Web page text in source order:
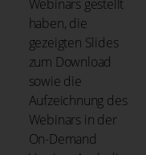
Webinars gestellt
haben, die
gezeigten Slides
zum Download
sowie die
Aufzeichnung des
Webinars in der
On-Demand